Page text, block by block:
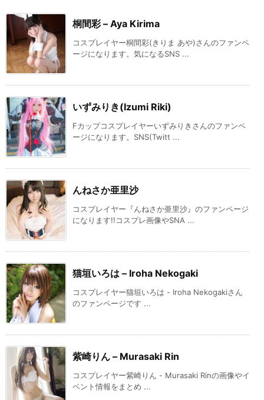
桐間彩 – Aya Kirima
コスプレイヤー桐間彩(きりま あや)さんのファンペ
ージになります。気になるSNS ...
いずみりき(Izumi Riki)
Fカップコスプレイヤーいずみりきさんのファンペ
ージになります。SNS(Twitt ...
んねさか亜里沙
コスプレイヤー『んねさか亜里沙』のファンページ
になります!!コスプレ画像やSNA ...
猫垣いろは – Iroha Nekogaki
コスプレイヤー猫垣いろは - Iroha Nekogakiさん
のファンページです ...
紫崎りん – Murasaki Rin
コスプレイヤー紫崎りん - Murasaki Rinの画像やイ
ベント情報をまとめ ...